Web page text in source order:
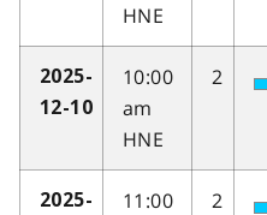
HNE
2025-
12-10
10:00
am
HNE
2
2025-
11:00
2